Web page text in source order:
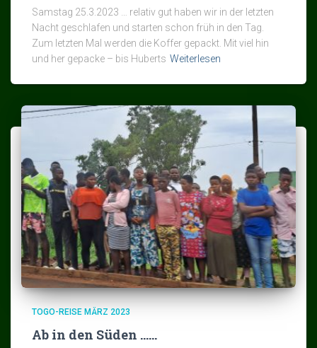
Samstag 25.3.2023 … relativ gut haben wir in der letzten
Nacht geschlafen und starten schon früh in den Tag.
Zum letzten Mal werden die Koffer gepackt. Mit viel hin
und her gepacke – bis Huberts Weiterlesen
TOGO-REISE MÄRZ 2023
Ab in den Süden ……